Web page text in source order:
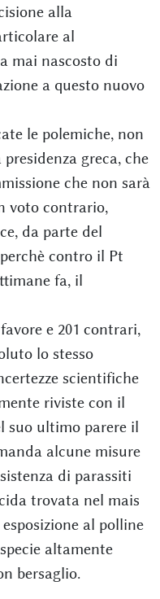
alla
al
mai nascosto di
a questo nuovo
le polemiche, non
greca, che
che non sarà
voto contrario,
da parte del
contro il Pt
fa, il
e 201 contrari,
lo stesso
scientifiche
riviste con il
suo ultimo parere il
alcune misure
di parassiti
trovata nel mais
al polline
altamente
bersaglio.